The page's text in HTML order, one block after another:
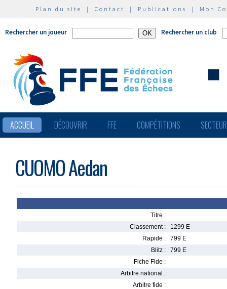
Plan du site | Contact | Publications | Mon
Rechercher un joueur Rechercher un club
ACCUEIL DÉCOUVRIR FFE COMPÉTITIONS
CUOMO Aedan
Titre :
Classement :
1299 E
Rapide :
799 E
Blitz :
799 E
Fiche Fide :
Arbitre national :
Arbitre fide :